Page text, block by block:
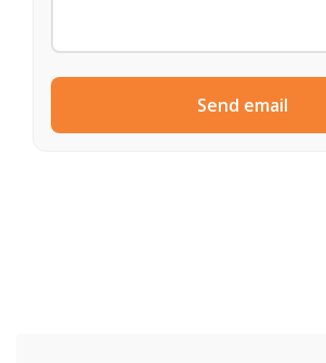
Send email